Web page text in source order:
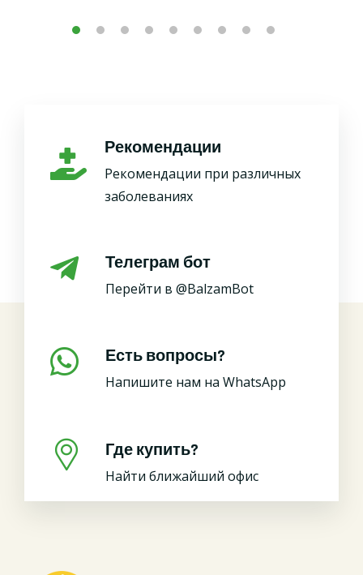
Рекомендации
Рекомендации при различных
заболеваниях
Телеграм бот
Перейти в @BalzamBot
Есть вопросы?
Напишите нам на WhatsApp
Где купить?
Найти ближайший офис